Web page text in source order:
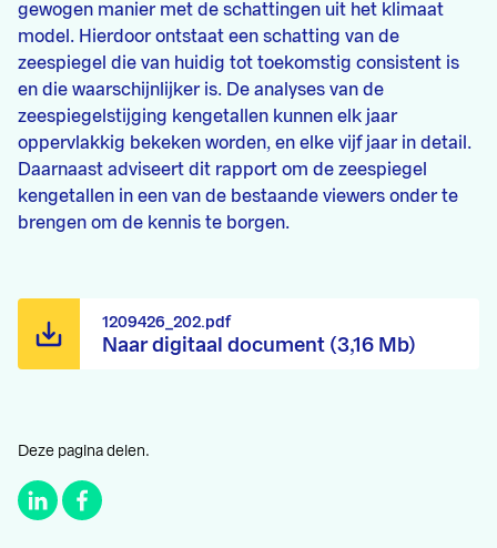
gewogen manier met de schattingen uit het klimaat
model. Hierdoor ontstaat een schatting van de
zeespiegel die van huidig tot toekomstig consistent is
en die waarschijnlijker is. De analyses van de
zeespiegelstijging kengetallen kunnen elk jaar
oppervlakkig bekeken worden, en elke vijf jaar in detail.
Daarnaast adviseert dit rapport om de zeespiegel
kengetallen in een van de bestaande viewers onder te
brengen om de kennis te borgen.
Naar digitaal document (3,16 Mb)
1209426_202.pdf
Deze pagina delen.